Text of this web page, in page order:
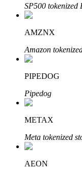
Bitrue
Mitra Bitrue
SP500 tokenized
AMZNX
Amazon
PIPEDOG
Pipedog
METAX
Meta tokenized
AEON